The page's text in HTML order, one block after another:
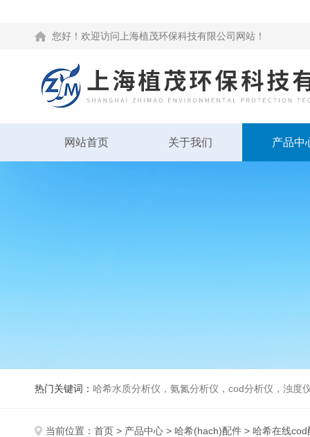
您好！欢迎访问上海植茂环保科技有限公司网站！
网站首页 关于我们 产品中
热门关键词： 哈希水质分析仪，氨氮分析仪，cod分析仪，浊度
当前位置： 首页 > 产品中心 > 哈希(hach)配件 > 哈希在线cod